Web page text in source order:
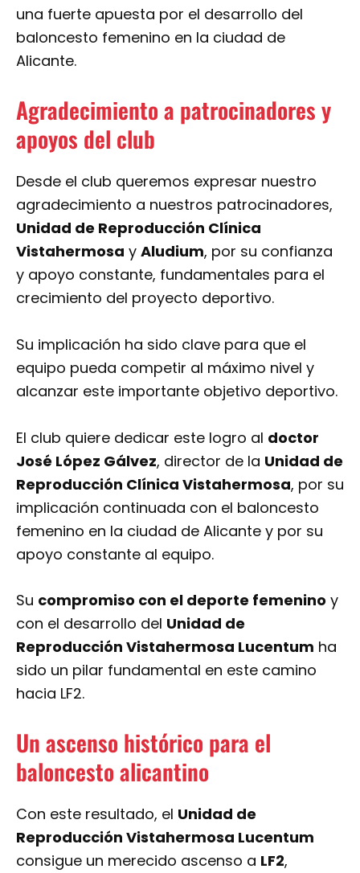
una fuerte apuesta por el desarrollo del
baloncesto femenino en la ciudad de
Alicante.
Agradecimiento a patrocinadores y
apoyos del club
Desde el club queremos expresar nuestro
agradecimiento a nuestros patrocinadores,
Unidad de Reproducción Clínica
Vistahermosa y Aludium, por su confianza
y apoyo constante, fundamentales para el
crecimiento del proyecto deportivo.
Su implicación ha sido clave para que el
equipo pueda competir al máximo nivel y
alcanzar este importante objetivo deportivo.
El club quiere dedicar este logro al doctor
José López Gálvez, director de la Unidad de
Reproducción Clínica Vistahermosa, por su
implicación continuada con el baloncesto
femenino en la ciudad de Alicante y por su
apoyo constante al equipo.
Su compromiso con el deporte femenino y
con el desarrollo del Unidad de
Reproducción Vistahermosa Lucentum ha
sido un pilar fundamental en este camino
hacia LF2.
Un ascenso histórico para el
baloncesto alicantino
Con este resultado, el Unidad de
Reproducción Vistahermosa Lucentum
consigue un merecido ascenso a LF2,